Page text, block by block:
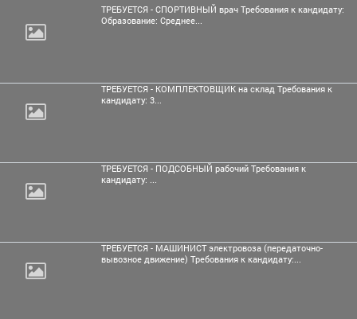
ТРЕБУЕТСЯ - СПОРТИВНЫЙ врач Требования к кандидату:
Образование: Среднее...
ТРЕБУЕТСЯ - КОМПЛЕКТОВЩИК на склад Требования к
кандидату: 3...
ТРЕБУЕТСЯ - ПОДСОБНЫЙ рабочий Требования к
кандидату: ...
ТРЕБУЕТСЯ - МАШИНИСТ электровоза (передаточно-
вывозное движение) Требования к кандидату:...